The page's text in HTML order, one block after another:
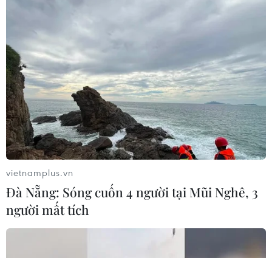
vietnamplus.vn
Đà Nẵng: Sóng cuốn 4 người tại Mũi Nghê, 3
người mất tích